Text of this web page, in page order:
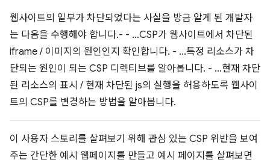
웹사이트의 일부가 차단되었다는 사실을 방금 알게 된 개발자
는 다음을 수행해야 합니다.- - ...CSP가 웹사이트에서 차단된
iframe / 이미지의 원인인지 확인합니다. - ...특정 리소스가 차
단되는 원인이 되는 CSP 디렉티브를 알아봅니다. - ...현재 차단
된 리소스의 표시 / 현재 차단된 js의 실행을 허용하도록 웹사이
트의 CSP를 변경하는 방법을 알아봅니다.
이 사용자 스토리를 살펴보기 위해 관심 있는 CSP 위반을 보여
주는 간단한 예시 웹페이지를 만들고 예시 페이지를 살펴보면